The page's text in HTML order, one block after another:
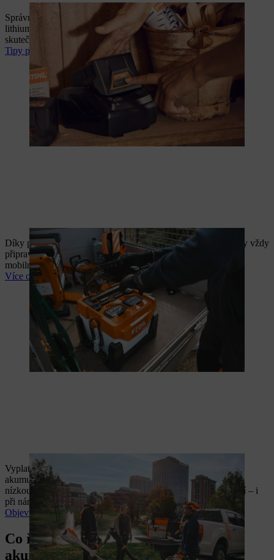
Správné nabíjení a skladování prodlužuje životnost
lithium‑iontových akumulátorů. Dozvíte se také, jak je to ve
skutečnosti s paměťovým efektem.
Tipy pro péči o akumulátor
Díky promyšlenému systému nabíjení budou vaše akumulátory vždy
připravené k použití. STIHL nabízí nabíječky, nabíjecí skříně i
mobilní řešení nabíjení pro každé nasazení.
Více o systému nabíjení
Vyplatí se přejít na akumulátorovou techniku? Profesionální
akumulátorové stroje STIHL zaujmou konstantním výkonem,
nízkou hmotností a provozem bez emisí přímo na místě použití – i
při náročných úkolech.
Objevte výhody akumulátorů
Co říkají profesionálové o
akumulátorových systémech STIHL